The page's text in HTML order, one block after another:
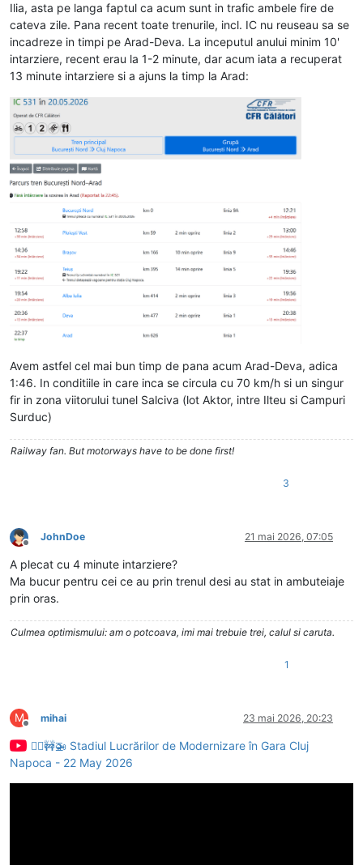
Ilia, asta pe langa faptul ca acum sunt in trafic ambele fire de
cateva zile. Pana recent toate trenurile, incl. IC nu reuseau sa se
incadreze in timpi pe Arad-Deva. La inceputul anului minim 10'
intarziere, recent erau la 1-2 minute, dar acum iata a recuperat
13 minute intarziere si a ajuns la timp la Arad:
Avem astfel cel mai bun timp de pana acum Arad-Deva, adica
1:46. In conditiile in care inca se circula cu 70 km/h si un singur
fir in zona viitorului tunel Salciva (lot Aktor, intre Ilteu si Campuri
Surduc)
Railway fan. But motorways have to be done first!
3
Deconectat
JohnDoe 21 mai 2026, 07:05
A plecat cu 4 minute intarziere?
Ma bucur pentru cei ce au prin trenul desi au stat in ambuteiaje
prin oras.
Culmea optimismului: am o potcoava, imi mai trebuie trei, calul si caruta.
1
M
Deconectat
mihai 23 mai 2026, 20:23
👷‍♂️🚧🚁 Stadiul Lucrărilor de Modernizare în Gara Cluj
Napoca - 22 May 2026